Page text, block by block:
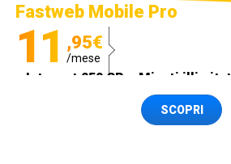
Fastweb Mobile Pro
11 ,95€
/mese
Internet 250 GB e Minuti
Spedizione SIM GRATISSCOPRI